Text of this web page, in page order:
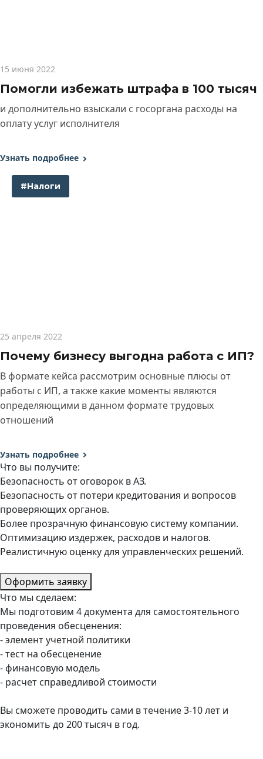
15 июня 2022
Помогли избежать штрафа в 100 тысяч
и дополнительно взыскали с госоргана расходы на
оплату услуг исполнителя
Узнать подробнее
#Налоги
25 апреля 2022
Почему бизнесу выгодна работа с ИП?
В формате кейса рассмотрим основные плюсы от
работы с ИП, а также какие моменты являются
определяющими в данном формате трудовых
отношений
Узнать подробнее
Что вы получите:
Безопасность от оговорок в АЗ.
Безопасность от потери кредитования и вопросов
проверяющих органов.
Более прозрачную финансовую систему компании.
Оптимизацию издержек, расходов и налогов.
Реалистичную оценку для управленческих решений.
Оформить заявку
Что мы сделаем:
Мы подготовим 4 документа для самостоятельного
проведения обесценения:
- элемент учетной политики
- тест на обесценение
- финансовую модель
- расчет справедливой стоимости
Вы сможете проводить сами в течение 3-10 лет и
экономить до 200 тысяч в год.